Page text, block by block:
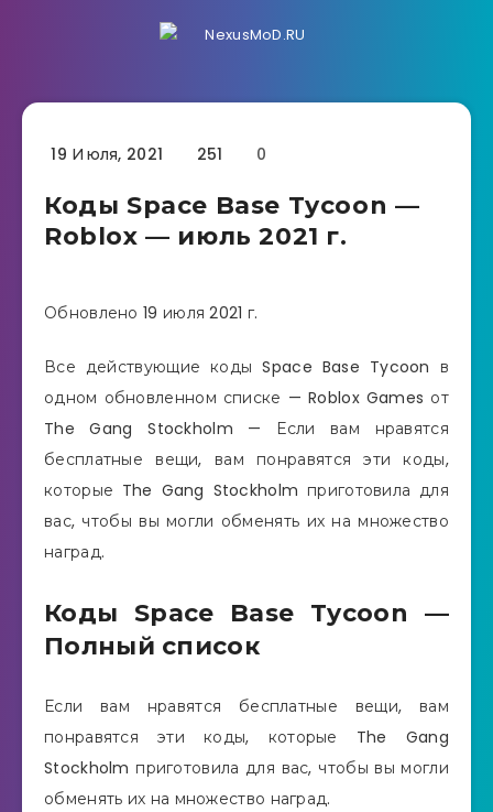
19 Июля, 2021 251 0
Коды Space Base Tycoon —
Roblox — июль 2021 г.
Обновлено 19 июля 2021 г.
Все действующие коды Space Base Tycoon в
одном обновленном списке — Roblox Games от
The Gang Stockholm — Если вам нравятся
бесплатные вещи, вам понравятся эти коды,
которые The Gang Stockholm приготовила для
вас, чтобы вы могли обменять их на множество
наград.
Коды Space Base Tycoon —
Полный список
Если вам нравятся бесплатные вещи, вам
понравятся эти коды, которые The Gang
Stockholm приготовила для вас, чтобы вы могли
обменять их на множество наград.